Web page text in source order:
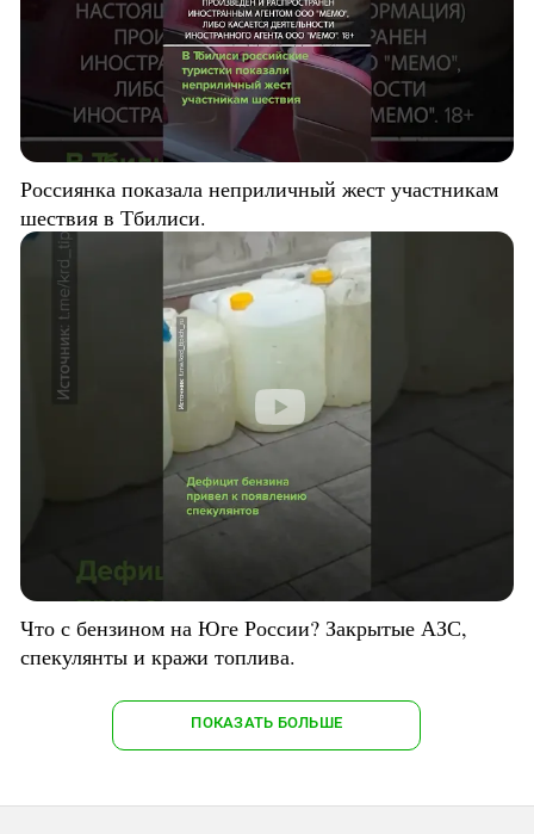
Россиянка показала неприличный жест участникам
шествия в Тбилиси.
Что с бензином на Юге России? Закрытые АЗС,
спекулянты и кражи топлива.
ПОКАЗАТЬ БОЛЬШЕ